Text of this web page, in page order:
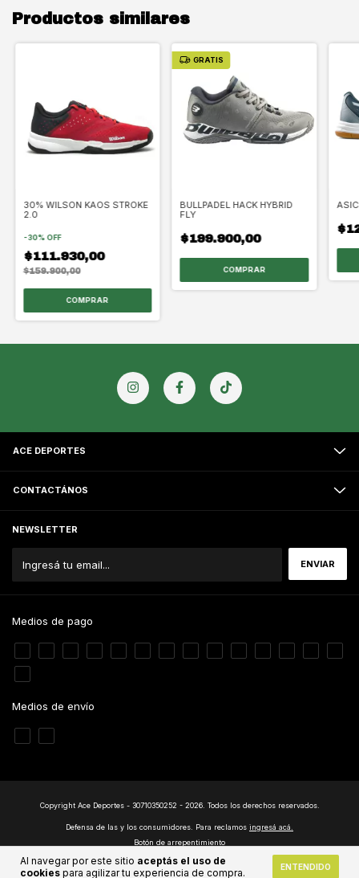
Al navegar por este sitio aceptás el uso de
cookies para agilizar tu experiencia de compra. ENTENDIDO
Productos similares
30% WILSON KAOS STROKE
2.0
-30%OFF
$111.930,00
$159.900,00
COMPRAR
GRATIS
BULLPADEL HACK HYBRID
FLY
$199.900,00
COMPRAR
ACE DEPORTES
CONTACTÁNOS
NEWSLETTER
Medios de pago
Medios de envío
Copyright Ace Deportes - 30710350252 - 2026. Todos los derechos reservados.
Defensa de las y los consumidores. Para reclamos ingresá acá.
Botón de arrepentimiento